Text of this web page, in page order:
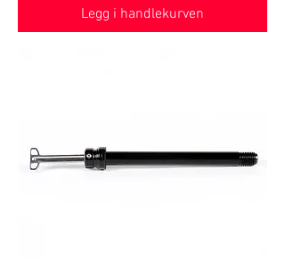
Legg i handlekurven